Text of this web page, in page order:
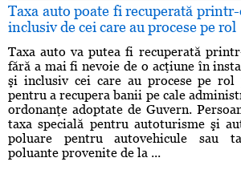
Taxa auto poate fi recuperată
inclusiv de cei care au procese pe rol
Taxa auto va putea fi recuperată
fără a mai fi nevoie de o acţiune în
şi inclusiv cei care au procese pe
pentru a recupera banii pe cale
ordonanţe adoptate de Guvern.
taxa specială pentru autoturisme şi
poluare pentru autovehicule sau
poluante provenite de la ...